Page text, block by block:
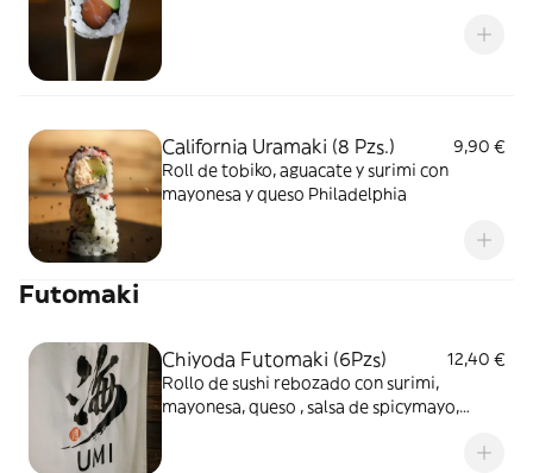
California Uramaki (8 Pzs.)
9,90 €
Roll de tobiko, aguacate y surimi con
mayonesa y queso Philadelphia
Futomaki
Chiyoda Futomaki (6Pzs)
12,40 €
Rollo de sushi rebozado con surimi,
mayonesa, queso , salsa de spicymayo,